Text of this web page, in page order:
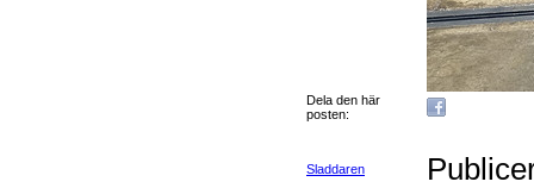
Dela den här
posten:
Sladdaren